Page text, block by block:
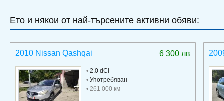
Ето и някои от най-търсените активни обяви:
6 300 лв
2010 Nissan Qashqai
• 2.0 dCi
• Употребяван
• 261 000 км